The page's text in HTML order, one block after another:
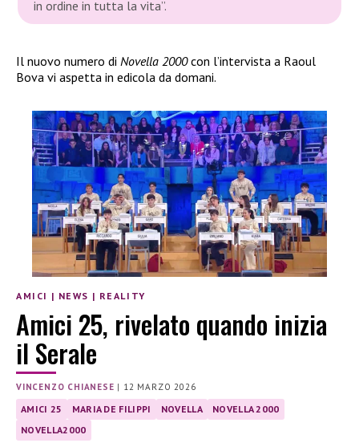
in ordine in tutta la vita”.
Il nuovo numero di Novella 2000con l’intervista a Raoul
Bova vi aspetta in edicola da domani.
AMICI | NEWS | REALITY
Amici 25, rivelato quando inizia
il Serale
VINCENZO CHIANESE | 12 MARZO 2026
AMICI 25 MARIA DE FILIPPI NOVELLA
NOVELLA 2000
NOVELLA2000